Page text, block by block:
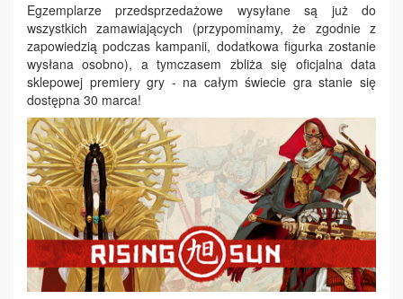
Egzemplarze przedsprzedażowe wysyłane są już do
wszystkich zamawiających (przypominamy, że zgodnie z
zapowiedzią podczas kampanii, dodatkowa figurka zostanie
wysłana osobno), a tymczasem zbliża się oficjalna data
sklepowej premiery gry - na całym świecie gra stanie się
dostępna 30 marca!